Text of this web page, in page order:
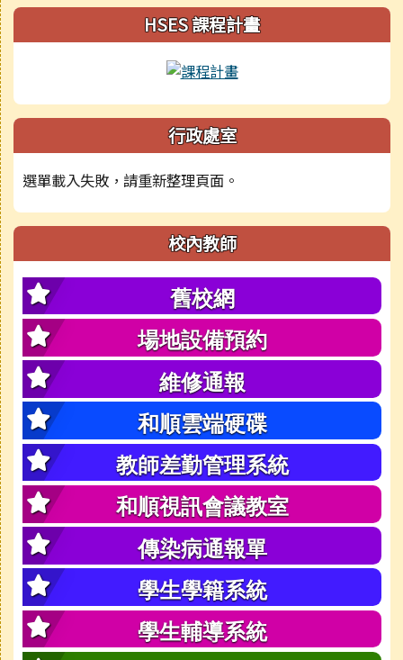
HSES 課程計畫
行政處室
選單載入失敗，請重新整理頁面。
校內教師
舊校網
場地設備預約
維修通報
和順雲端硬碟
教師差勤管理系統
和順視訊會議教室
傳染病通報單
學生學籍系統
學生輔導系統